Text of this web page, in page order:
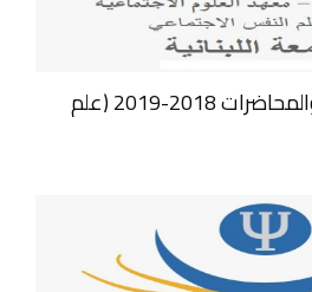
روزنامة ورش العمل والمحاضرات 2018-2019 (علم